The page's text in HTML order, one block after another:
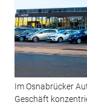
Im Osnabrücker
Geschäft